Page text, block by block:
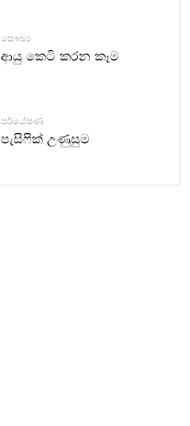
සෞඛ්‍ය
ආයු කෙටි කරන කෑම
පර්යේෂණ
පැසිෆික් උණුසුම